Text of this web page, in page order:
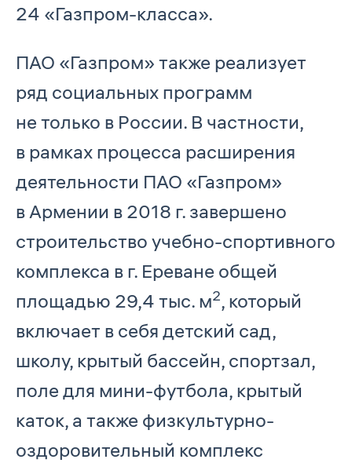
24 «Газпром-класса».
ПАО «Газпром» также реализует
ряд социальных программ
не только в России. В частности,
в рамках процесса расширения
деятельности ПАО «Газпром»
в Армении в 2018 г. завершено
строительство учебно-спортивного
комплекса в г. Ереване общей
площадью 29,4 тыс. м2, который
включает в себя детский сад,
школу, крытый бассейн, спортзал,
поле для мини-футбола, крытый
каток, а также физкультурно-
оздоровительный комплекс